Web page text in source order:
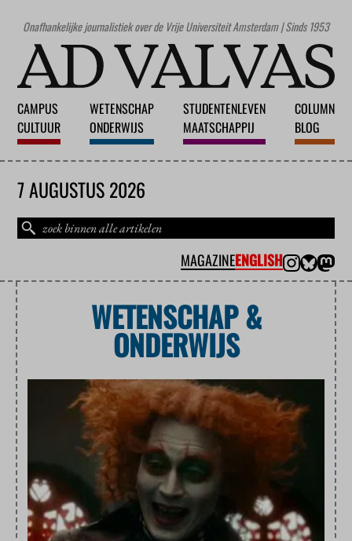
Onafhankelijke journalistiek over de Vrije Universiteit Amsterdam | Sinds 1953
CAMPUS
CULTUUR
WETENSCHAP
ONDERWIJS
STUDENTENLEVEN
MAATSCHAPPIJ
COLUMN
BLOG
7 AUGUSTUS 2026
MAGAZINEENGLISH
WETENSCHAP &
ONDERWIJS